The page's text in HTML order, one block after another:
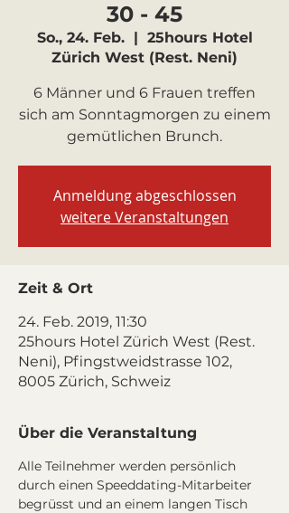
30 - 45
So., 24. Feb.
  |
25hours Hotel
Zürich West (Rest. Neni)
6 Männer und 6 Frauen treffen
sich am Sonntagmorgen zu einem
gemütlichen Brunch.
Anmeldung abgeschlossen
weitere Veranstaltungen
Zeit & Ort
24. Feb. 2019, 11:30
25hours Hotel Zürich West (Rest.
Neni), Pfingstweidstrasse 102,
8005 Zürich, Schweiz
Über die Veranstaltung
Alle Teilnehmer werden persönlich
durch einen Speeddating-Mitarbeiter
begrüsst und an einem langen Tisch